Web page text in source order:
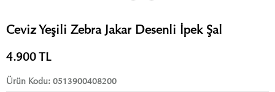
Ceviz Yeşili Zebra Jakar Desenli İpek Şal
4.900TL
Ürün Kodu: 0513900408200